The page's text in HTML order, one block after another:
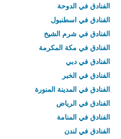
الفنادق في الدوحة
الفنادق في اسطنبول
الفنادق في شرم الشيخ
الفنادق في مكة المكرمة
الفنادق في دبي
الفنادق في الخبر
الفنادق في المدينة المنورة
الفنادق في الرياض
الفنادق في المنامة
الفنادق في لندن